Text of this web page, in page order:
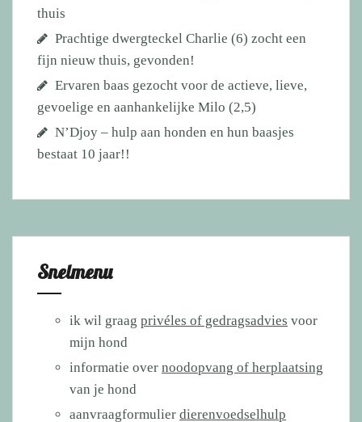
thuis
Prachtige dwergteckel Charlie (6) zocht een
fijn nieuw thuis, gevonden!
Ervaren baas gezocht voor de actieve, lieve,
gevoelige en aanhankelijke Milo (2,5)
N’Djoy – hulp aan honden en hun baasjes
bestaat 10 jaar!!
Snelmenu
ik wil graag privéles of gedragsadvies voor
mijn hond
informatie over noodopvang of herplaatsing
van je hond
aanvraagformulier dierenvoedselhulp